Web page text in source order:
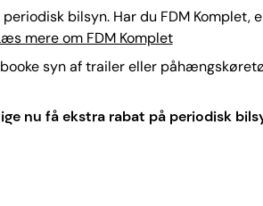
bilsyn. Har du FDM Komplet,
mere om FDM Komplet
syn af trailer eller
nu få ekstra rabat på periodisk